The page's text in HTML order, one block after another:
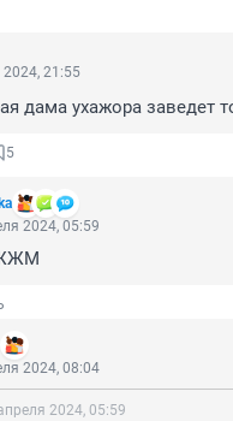
21:55
дама ухажора заведет
5
2024, 05:59
2024, 08:04
2024, 05:59